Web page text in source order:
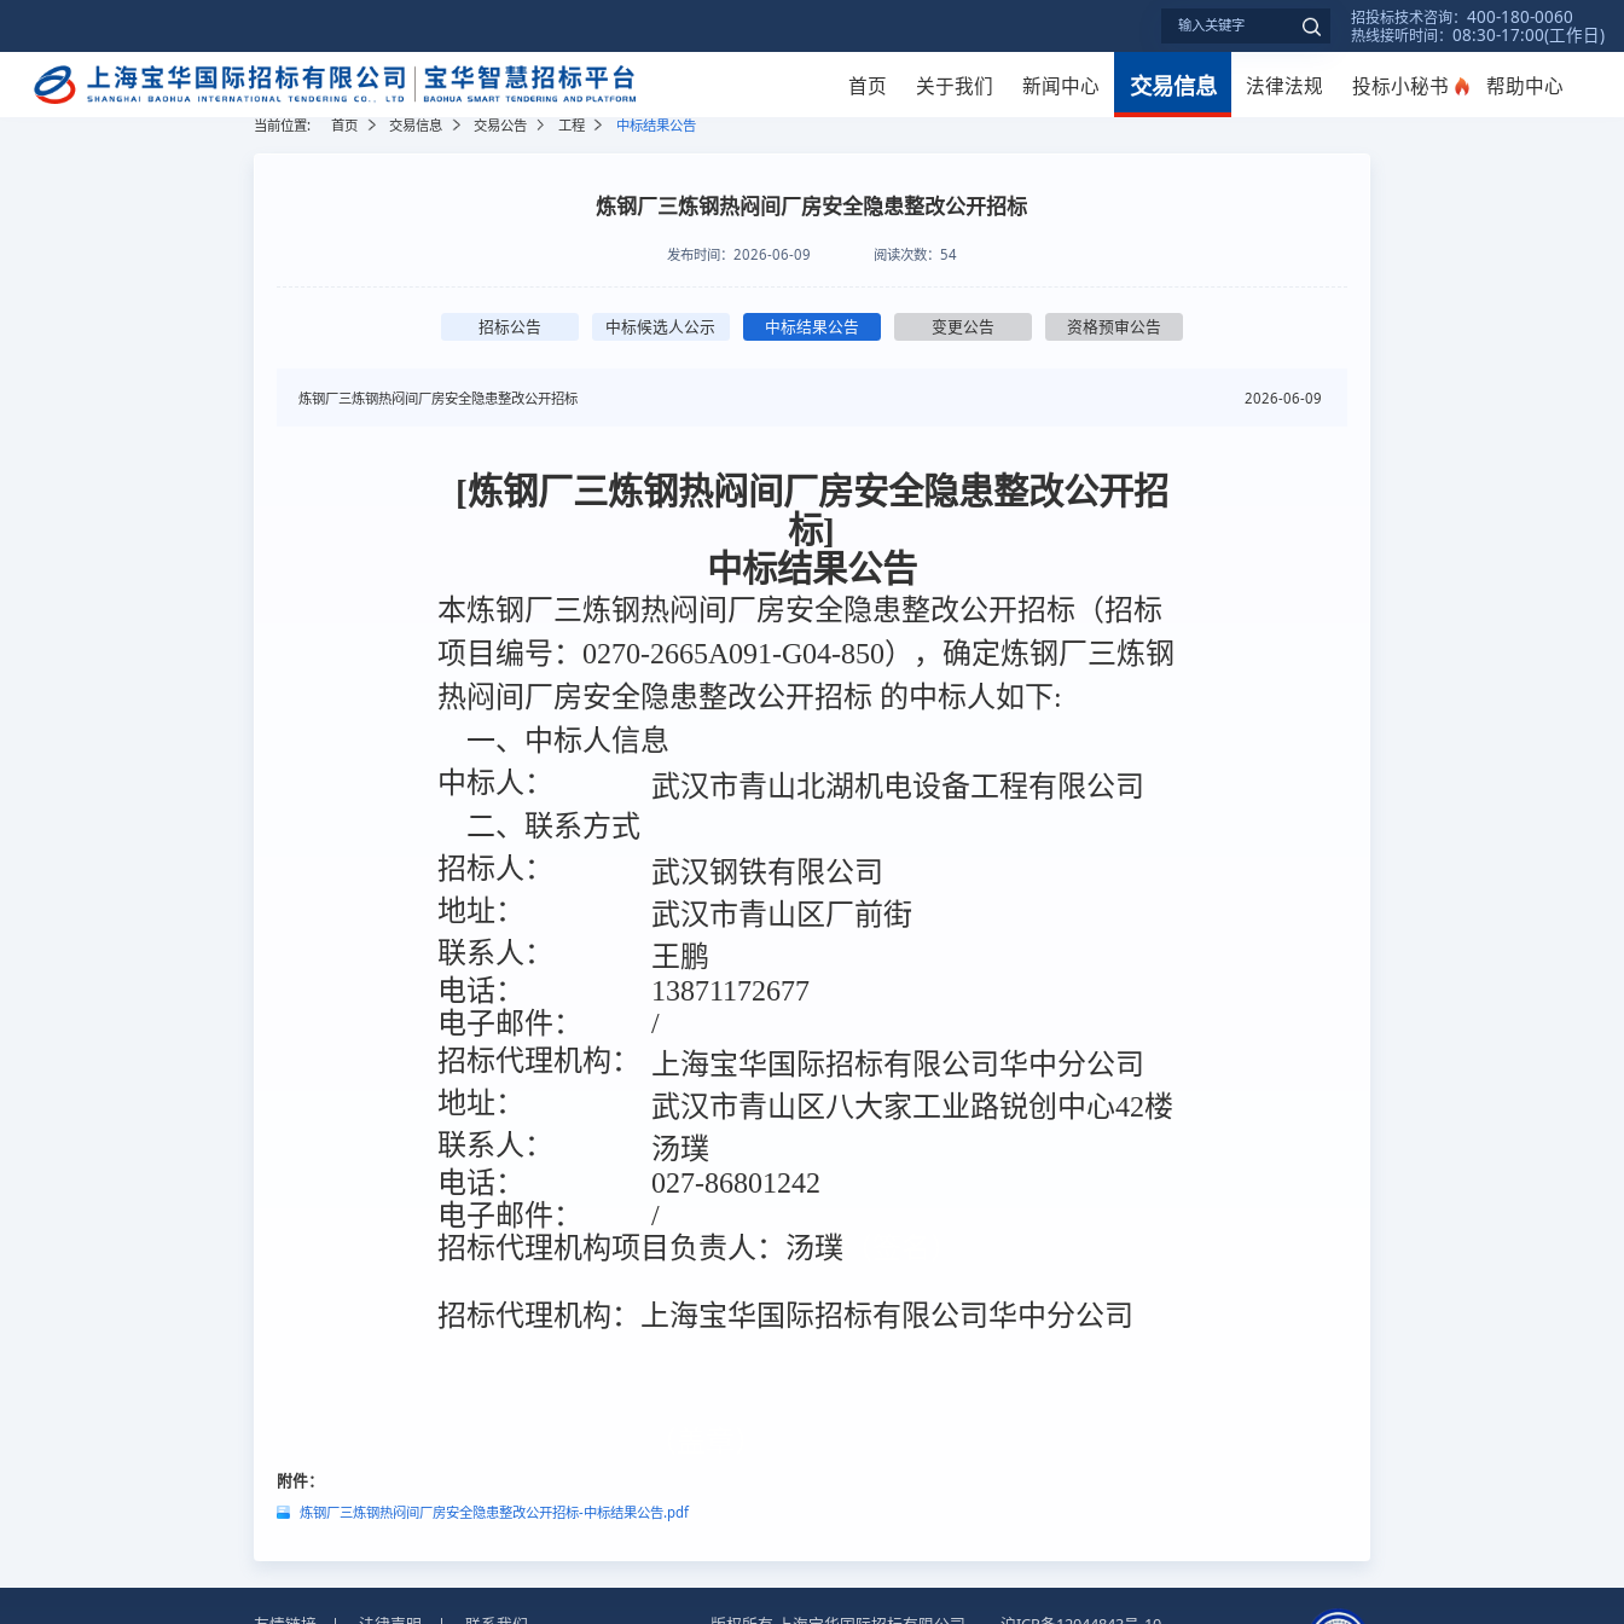
招投标技术咨询：400-180-0060
热线接听时间：08:30-17:00(工作日)
首页 关于我们 新闻中心 交易信息 法律法规 投标小秘书 帮助中心
当前位置: 首页 交易信息 交易公告 工程 中标结果公告
炼钢厂三炼钢热闷间厂房安全隐患整改公开招标
发布时间： 2026-06-09 阅读次数： 54
招标公告 中标候选人公示 中标结果公告 变更公告 资格预审公告
2026-06-09
炼钢厂三炼钢热闷间厂房安全隐患整改公开招标
[炼钢厂三炼钢热闷间厂房安全隐患整改公开招
标]
中标结果公告
本炼钢厂三炼钢热闷间厂房安全隐患整改公开招标（招标
项目编号：0270-2665A091-G04-850），确定炼钢厂三炼钢
热闷间厂房安全隐患整改公开招标 的中标人如下:
一、中标人信息
中标人：
武汉市青山北湖机电设备工程有限公司
二、联系方式
招标人：
武汉钢铁有限公司
地址：
武汉市青山区厂前街
联系人：
王鹏
电话：
13871172677
电子邮件：
/
招标代理机构：
上海宝华国际招标有限公司华中分公司
地址：
武汉市青山区八大家工业路锐创中心42楼
联系人：
汤璞
电话：
027-86801242
电子邮件：
/
招标代理机构项目负责人：汤璞
招标代理机构：上海宝华国际招标有限公司华中分公司
附件：
炼钢厂三炼钢热闷间厂房安全隐患整改公开招标-中标结果公告.pdf